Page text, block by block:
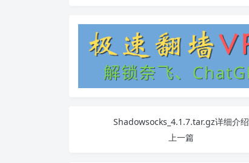
Shadowsocks_4.1.7.tar.gz详细介绍
上一篇